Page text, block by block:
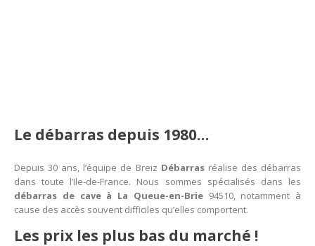
Le débarras depuis 1980…
Depuis 30 ans, l’équipe de Breiz Débarrasréalise des débarras
dans toute l’Ile-de-France. Nous sommes spécialisés dans les
débarras de cave à La Queue-en-Brie94510, notamment à
cause des accès souvent difficiles qu’elles comportent.
Les prix les plus bas du marché !